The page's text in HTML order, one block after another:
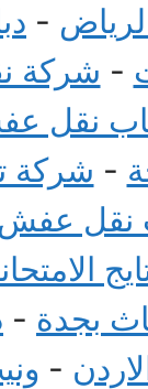
-
- شركة
نقل
- شركة
نقل
بجدة -
-